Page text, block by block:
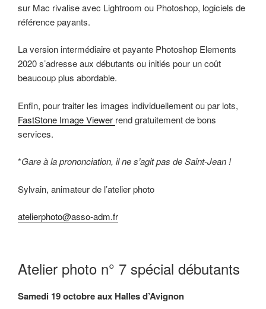
sur Mac rivalise avec Lightroom ou Photoshop, logiciels de
référence payants.
La version intermédiaire et payante Photoshop Elements
2020 s’adresse aux débutants ou initiés pour un coût
beaucoup plus abordable.
Enfin, pour traiter les images individuellement ou par lots,
FastStone Image Viewer rend gratuitement de bons
services.
*Gare à la prononciation, il ne s’agit pas de Saint-Jean !
Sylvain, animateur de l’atelier photo
atelierphoto@asso-adm.fr
Atelier photo n° 7 spécial débutants
Samedi 19 octobre aux Halles d’Avignon